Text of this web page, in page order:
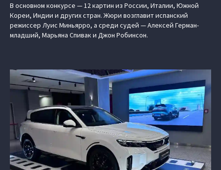
В основном конкурсе — 12 картин из России, Италии, Южной
Кореи, Индии и других стран. Жюри возглавит испанский
режиссер Луис Миньярро, а среди судей — Алексей Герман-
младший, Марьяна Спивак и Джон Робинсон.